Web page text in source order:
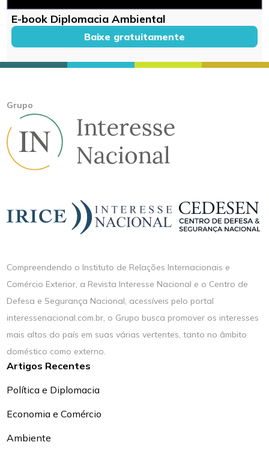
E-book Diplomacia Ambiental
Baixe gratuitamente
Grupo
Compreendendo o Instituto de Relações Internacionais e
Comércio Exterior, a Revista Interesse Nacional e o Centro de
Defesa e Segurança Nacional, acessíveis pelo portal
interessenacional.com.br, o Grupo busca promover os interesses
mais altos do país em suas várias vertentes, tanto no âmbito
doméstico como externo.
Artigos Recentes
Política e Diplomacia
Economia e Comércio
Ambiente